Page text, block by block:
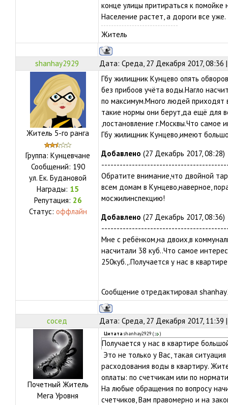
конце улицы притираться к помойке
Население растет, а дороги все уже.
Житель
shanhay2929 Дата: Среда, 27 Декабря 2017,
Житель 5-го ранга
Группа: Кунцевчане
Сообщений: 190
ул. Ек. Будановой
Награды: 15
Репутация: 26
Статус: оффлайн
Гбу жилищник Кунцево опять
без прибоов учёта воды.Нагло
по максимум.Много людей приходят
такие нормы они берут,да ещё для
,постановление г.Москвы.Что
Гбу жилищник Кунцево,имеют
Добавлено (27 Декабрь 2017, 08:28)
Обратите внимание,что двойной
всем домам в Кунцево,наверное,
мосжилинспекцию!
Добавлено (27 Декабрь 2017, 08:36)
Мне с ребёнком,на двоих,в
насчитали 38 куб..Что самое
250куб.,.Получается у нас в
Сообщение отредактировал
сосед Дата: Среда, 27 Декабря 2017,
Почетный Житель
Мега Уровня
Цитата shanhay2929 ( )
Получается у нас в квартире
Это не только у Вас, такая
расходования воды в квартиру.
оплаты: по счетчикам или по
На любые обращения по вопросу
счетчиков, Вам правомерно и на